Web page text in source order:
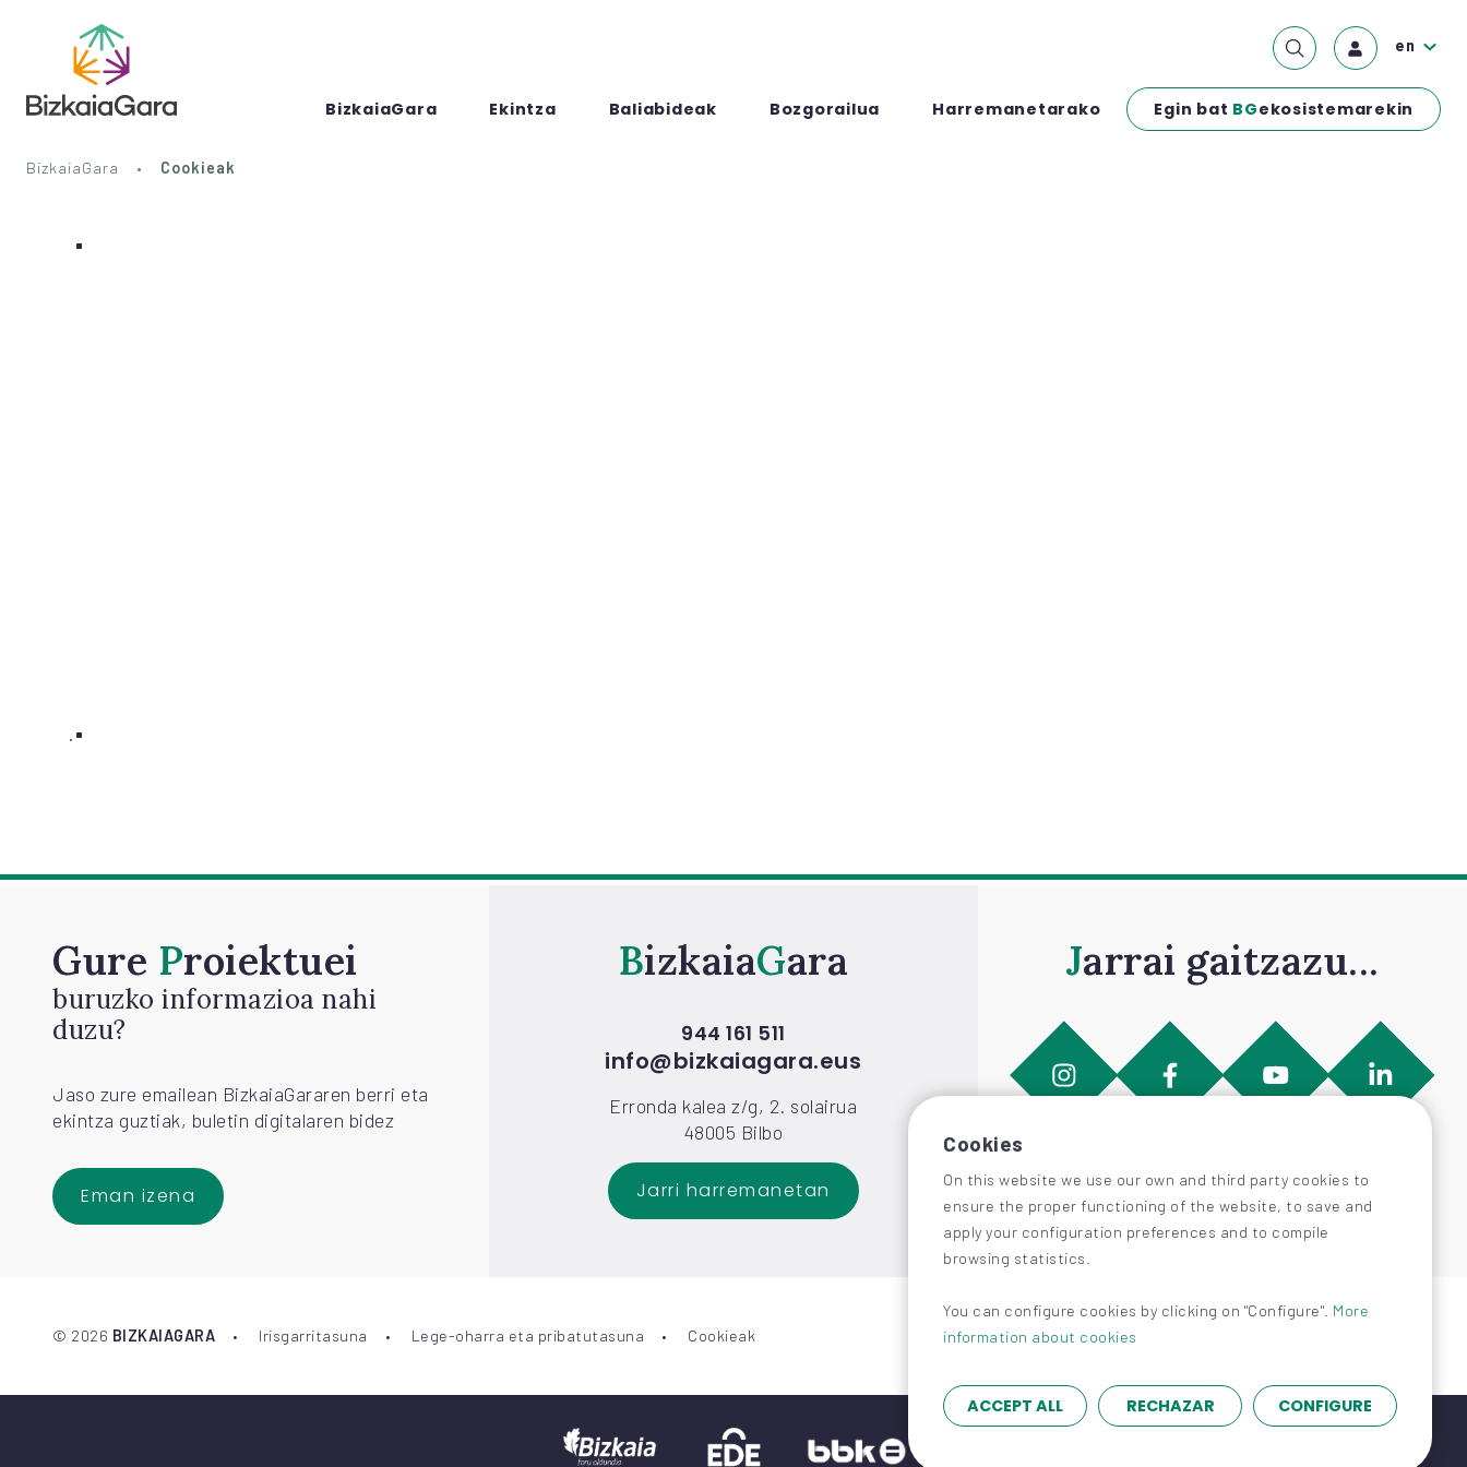
BizkaiaGara Ekintza Baliabideak Bozgorailua Harremanetarako Egin bat BGekosistemarekin
en
BizkaiaGara Cookieak
.
Gure Proiektuei
buruzko informazioa nahi
duzu?
Jaso zure emailean BizkaiaGararen berri eta
ekintza guztiak, buletin digitalaren bidez
Eman izena
Bizkaia Gara
944 161 511
info@bizkaiagara.eus
Erronda kalea z/g, 2. solairua
48005 Bilbo
Jarri harremanetan
Jarrai gaitzazu...
© 2026 BIZKAIAGARA Irisgarritasuna Lege-oharra eta pribatutasuna Cookieak
Cookies
On this website we use our own and third party cookies to
ensure the proper functioning of the website, to save and
apply your configuration preferences and to compile
browsing statistics.
You can configure cookies by clicking on "Configure". More
information about cookies
ACCEPT ALL RECHAZAR CONFIGURE